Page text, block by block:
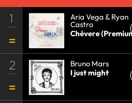
1 Aria Vega & Ryan
Castro
Chévere
2
Bruno Mars
I just might